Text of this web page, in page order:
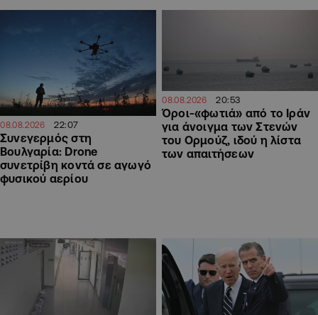
08.08.2026 22:07
Συνεγερμός στη
Βουλγαρία: Drone
συνετρίβη κοντά σε αγωγό
φυσικού αερίου
08.08.2026 20:53
Όροι-«φωτιά» από το Ιράν
για άνοιγμα των Στενών
του Ορμούζ, ιδού η λίστα
των απαιτήσεων